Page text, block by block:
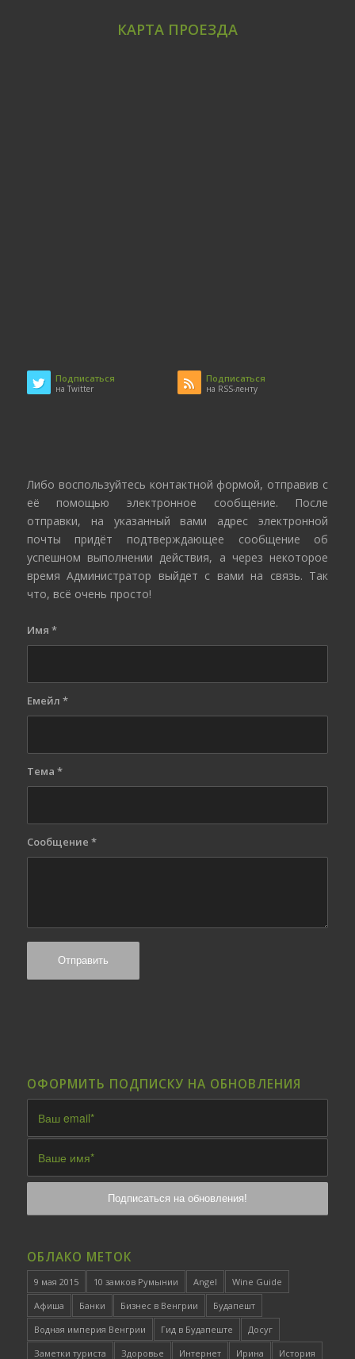
КАРТА ПРОЕЗДА
Подписаться
на Twitter
Подписаться
на RSS-ленту
Либо воспользуйтесь контактной формой, отправив с
её помощью электронное сообщение. После
отправки, на указанный вами адрес электронной
почты придёт подтверждающее сообщение об
успешном выполнении действия, а через некоторое
время Администратор выйдет с вами на связь. Так
что, всё очень просто!
Имя *
Емейл *
Тема *
Сообщение *
ОФОРМИТЬ ПОДПИСКУ НА ОБНОВЛЕНИЯ
ОБЛАКО МЕТОК
9 мая 2015 10 замков Румынии Angel
Wine Guide
Афиша
Банки Бизнес в Венгрии
Будапешт
Водная империя Венгрии
Гид в Будапеште
Досуг
Заметки туриста
Здоровье Интернет Ирина История